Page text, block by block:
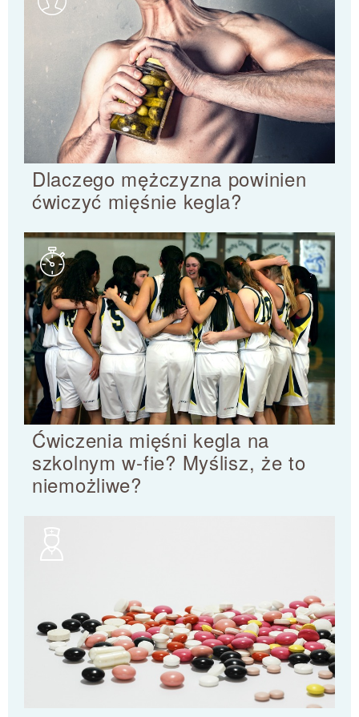
Dlaczego mężczyzna powinien
ćwiczyć mięśnie kegla?
Ćwiczenia mięśni kegla na
szkolnym w-fie? Myślisz, że to
niemożliwe?